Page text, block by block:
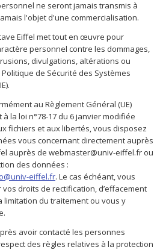
ne seront jamais transmis à
l'objet d'une commercialisation.
Eiffel met tout en œuvre pour
personnel contre les dommages,
divulgations, altérations ou
de Sécurité des Systèmes
au Règlement Général (UE)
à la loi n°78-17 du 6 janvier modifiée
fichiers et aux libertés, vous disposez
vous concernant directement auprès
auprès de webmaster@univ-eiffel.fr ou
des données :
eiffel.fr. Le cas échéant, vous
droits de rectification, d’effacement
limitation du traitement ou vous y
avoir contacté les personnes
des règles relatives à la protection